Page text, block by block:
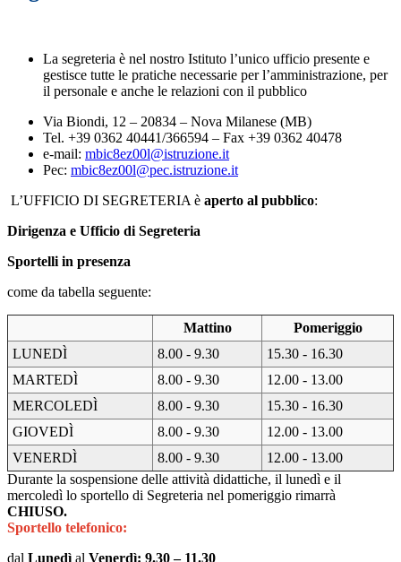
La segreteria è nel nostro Istituto l’unico ufficio presente e
gestisce tutte le pratiche necessarie per l’amministrazione, per
il personale e anche le relazioni con il pubblico
Via Biondi, 12 – 20834 – Nova Milanese (MB)
Tel. +39 0362 40441/366594 – Fax +39 0362 40478
e-mail: mbic8ez00l@istruzione.it
Pec: mbic8ez00l@pec.istruzione.it
L’UFFICIO DI SEGRETERIA è aperto al pubblico:
Dirigenza e Ufficio di Segreteria
Sportelli in presenza
come da tabella seguente:
Mattino
Pomeriggio
LUNEDÌ
8.00 - 9.30
15.30 - 16.30
MARTEDÌ
8.00 - 9.30
12.00 - 13.00
MERCOLEDÌ
8.00 - 9.30
15.30 - 16.30
GIOVEDÌ
8.00 - 9.30
12.00 - 13.00
VENERDÌ
8.00 - 9.30
12.00 - 13.00
Durante la sospensione delle attività didattiche, il lunedì e il
mercoledì lo sportello di Segreteria nel pomeriggio rimarrà
CHIUSO.
Sportello telefonico:
dal Lunedì al Venerdì: 9.30 – 11.30